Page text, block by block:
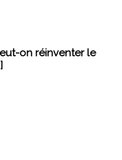
on réinventer le